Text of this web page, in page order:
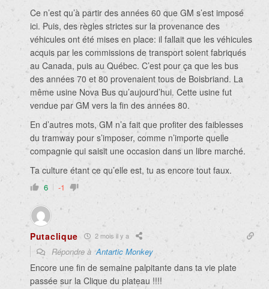
Ce n’est qu’à partir des années 60 que GM s’est imposé
ici. Puis, des règles strictes sur la provenance des
véhicules ont été mises en place: il fallait que les véhicules
acquis par les commissions de transport soient fabriqués
au Canada, puis au Québec. C’est pour ça que les bus
des années 70 et 80 provenaient tous de Boisbriand. La
même usine Nova Bus qu’aujourd’hui. Cette usine fut
vendue par GM vers la fin des années 80.
En d’autres mots, GM n’a fait que profiter des faiblesses
du tramway pour s’imposer, comme n’importe quelle
compagnie qui saisit une occasion dans un libre marché.
Ta culture étant ce qu’elle est, tu as encore tout faux.
6 -1
Putaclique 2 mois il y a
Répondre àAntartic Monkey
Encore une fin de semaine palpitante dans ta vie plate
passée sur la Clique du plateau !!!!